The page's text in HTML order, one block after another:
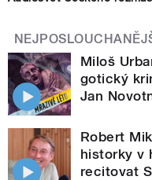
Miloš
gotický
Jan
Robert
historky v
recitovat